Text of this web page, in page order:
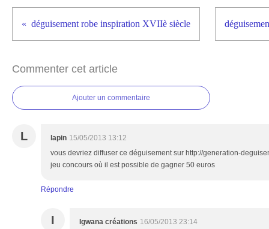
déguisement robe inspiration XVIIè siècle
Commenter cet article
Ajouter un commentaire
L lapin 15/05/2013 13:12
vous devriez diffuser ce déguisement sur http://generation-
jeu concours où il est possible de gagner 50 euros
Répondre
I Igwana créations 16/05/2013 23:14